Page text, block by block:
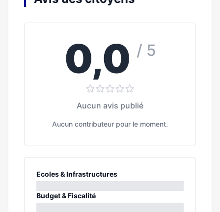
0,0 / 5
Aucun avis publié
Aucun contributeur pour le moment.
Ecoles & Infrastructures
0%
Budget & Fiscalité